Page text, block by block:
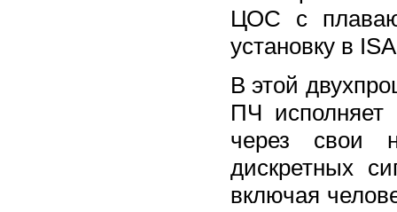
ЦОС с
установку в
В этой
ПЧ
через свои
дискретных
включая